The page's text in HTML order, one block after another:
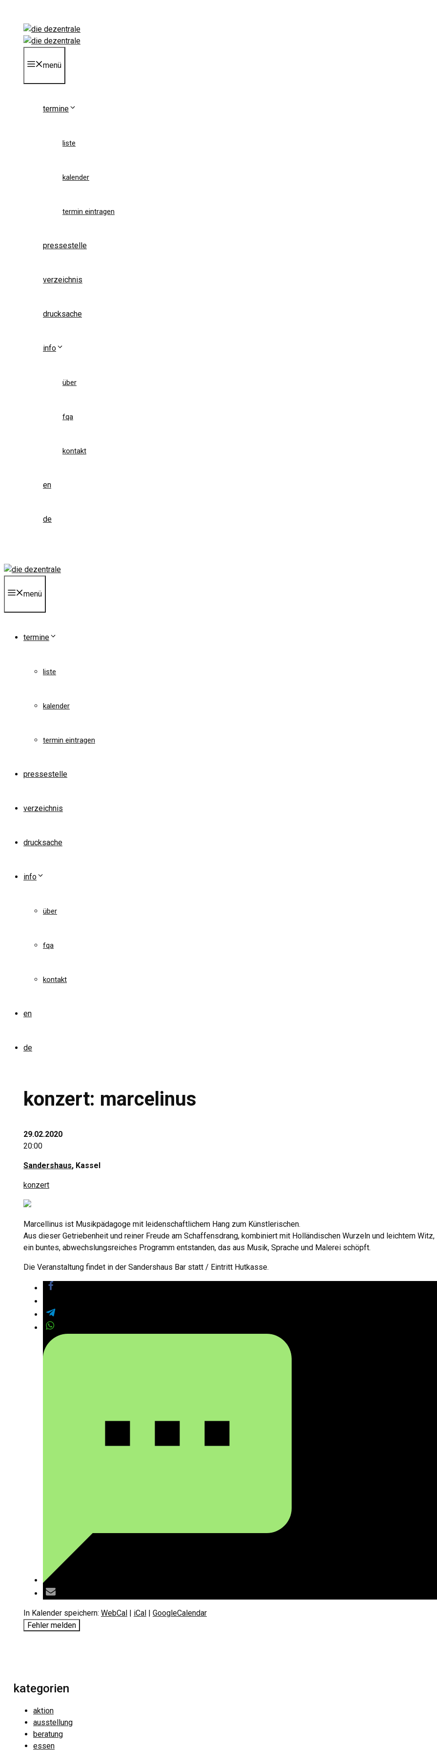
springen
menü
termine
liste
kalender
termin eintragen
pressestelle
verzeichnis
drucksache
info
über
fqa
kontakt
en
de
menü
termine
liste
kalender
termin eintragen
pressestelle
verzeichnis
drucksache
info
über
fqa
kontakt
en
de
konzert: marcelinus
29.02.2020
20:00
Sandershaus, Kassel
konzert
Marcellinus ist Musikpädagoge mit leidenschaftlichem Hang zum Künstlerischen.
Aus dieser Getriebenheit und reiner Freude am Schaffensdrang, kombiniert mit Holländischen Wurzeln und leichtem
ein buntes, abwechslungsreiches Programm entstanden, das aus Musik, Sprache und Malerei schöpft.
Die Veranstaltung findet in der Sandershaus Bar statt / Eintritt Hutkasse.
In Kalender speichern: WebCal | iCal | GoogleCalendar
Fehler melden
kategorien
aktion
ausstellung
beratung
essen